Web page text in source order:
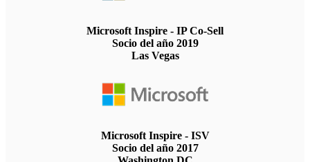
Microsoft Inspire - IP Co-Sell
Socio del año 2019
Las Vegas
Microsoft Inspire - ISV
Socio del año 2017